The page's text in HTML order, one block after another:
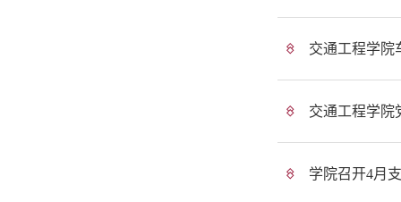
交通工程学院
交通工程学院
学院召开4月